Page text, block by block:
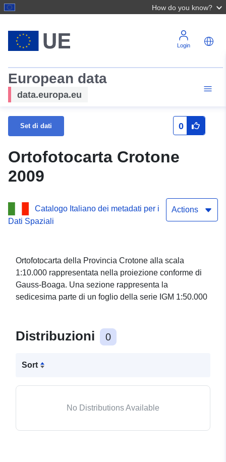
How do you know?
Login
European data
data.europa.eu
Set di dati 0
Ortofotocarta Crotone
2009
Catalogo Italiano dei metadati per i
Dati Spaziali
Actions
Ortofotocarta della Provincia Crotone alla scala
1:10.000 rappresentata nella proiezione conforme di
Gauss-Boaga. Una sezione rappresenta la
sedicesima parte di un foglio della serie IGM 1:50.000
Distribuzioni 0
Sort
No Distributions Available